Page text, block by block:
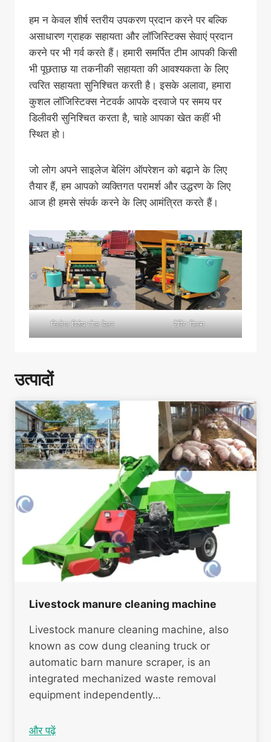
हम न केवल शीर्ष स्तरीय उपकरण प्रदान करने पर बल्कि
असाधारण ग्राहक सहायता और लॉजिस्टिक्स सेवाएं प्रदान
करने पर भी गर्व करते हैं। हमारी समर्पित टीम आपकी किसी
भी पूछताछ या तकनीकी सहायता की आवश्यकता के लिए
त्वरित सहायता सुनिश्चित करती है। इसके अलावा, हमारा
कुशल लॉजिस्टिक्स नेटवर्क आपके दरवाजे पर समय पर
डिलीवरी सुनिश्चित करता है, चाहे आपका खेत कहीं भी
स्थित हो।
जो लोग अपने साइलेज बेलिंग ऑपरेशन को बढ़ाने के लिए
तैयार हैं, हम आपको व्यक्तिगत परामर्श और उद्धरण के लिए
आज ही हमसे संपर्क करने के लिए आमंत्रित करते हैं।
सिलेज विशेष गोल बेलर रैपिंग फिल्म
उत्पादों
Livestock manure cleaning machine
Livestock manure cleaning machine, also
known as cow dung cleaning truck or
automatic barn manure scraper, is an
integrated mechanized waste removal
equipment independently…
और पढ़ें